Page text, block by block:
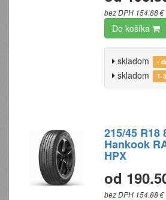
bez DPH 154.88 €
Do košíka
skladom -
skladom
1-
215/45 R18
Hankook
HPX
od
bez DPH 154.88 €